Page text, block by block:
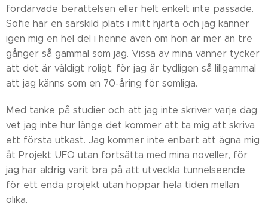
fördärvade berättelsen eller helt enkelt inte passade.
Sofie har en särskild plats i mitt hjärta och jag känner
igen mig en hel del i henne även om hon är mer än tre
gånger så gammal som jag. Vissa av mina vänner tycker
att det är väldigt roligt, för jag är tydligen så lillgammal
att jag känns som en 70-åring för somliga.
Med tanke på studier och att jag inte skriver varje dag
vet jag inte hur länge det kommer att ta mig att skriva
ett första utkast. Jag kommer inte enbart att ägna mig
åt Projekt UFO utan fortsätta med mina noveller, för
jag har aldrig varit bra på att utveckla tunnelseende
för ett enda projekt utan hoppar hela tiden mellan
olika.